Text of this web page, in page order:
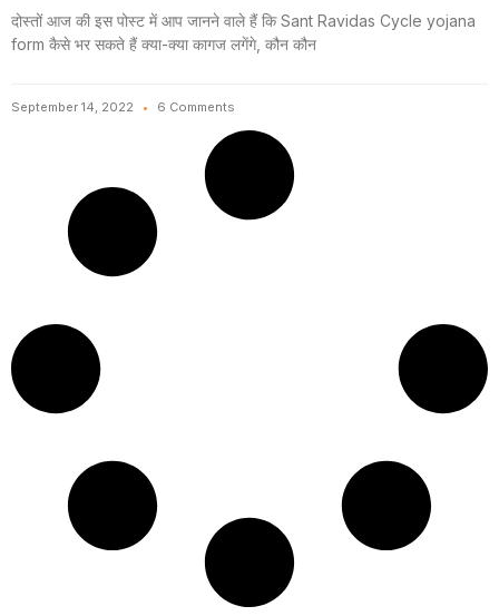
दोस्तों आज की इस पोस्ट में आप जानने वाले हैं कि Sant Ravidas Cycle yojana
form कैसे भर सकते हैं क्या-क्या कागज लगेंगे, कौन कौन
September 14, 2022 6 Comments